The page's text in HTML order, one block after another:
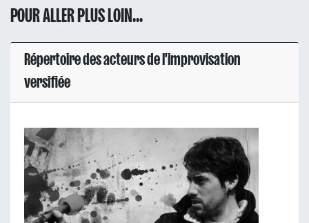
POUR ALLER PLUS LOIN...
Répertoire des acteurs de l'improvisation
versifiée